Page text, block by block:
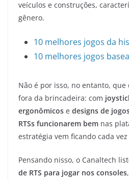
veículos e construções,
gênero.
10 melhores jogos da
10 melhores jogos
Não é por isso, no entanto, que
fora da brincadeira: com
ergonômicos e designs de
RTSs funcionarem bem nas
estratégia vem ficando cada
Pensando nisso, o Canaltech
de RTS para jogar nos consoles